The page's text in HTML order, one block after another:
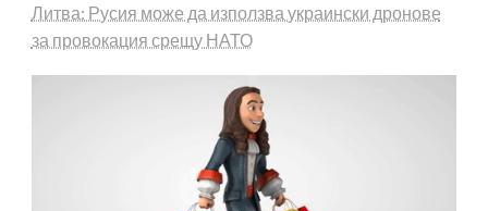
Литва: Русия може да използва украински дронове
за провокация срещу НАТО